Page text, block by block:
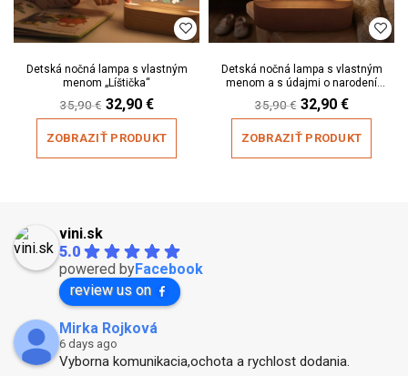
Detská nočná lampa s vlastným
menom „Líštička“
35,90€ Original
price
was:
35,90 €.
32,90 €Current
price
is:
32,90 €.
ZOBRAZIŤ PRODUKT
Detská nočná lampa s vlastným
menom a s údajmi o narodení
„Macík I.“
35,90€ Original
price
was:
35,90 €.
32,90 €Current
price
is:
32,90 €.
ZOBRAZIŤ PRODUKT
vini.sk
5.0
powered byFacebook
review us on
Mirka Rojková
6 days ago
Vyborna komunikacia,ochota a rychlost dodania.